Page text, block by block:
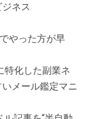
ネス
やった方が早
特化した副業ネ
メール鑑定マニ